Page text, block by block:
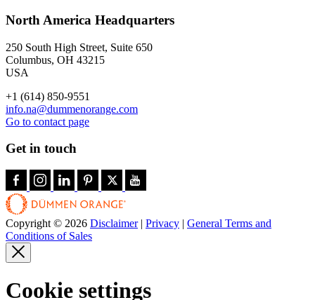
North America Headquarters
250 South High Street, Suite 650
Columbus, OH 43215
USA
+1 (614) 850-9551
info.na@dummenorange.com
Go to contact page
Get in touch
Copyright © 2026 Disclaimer| Privacy | General Terms and
Conditions of Sales
Cookie settings